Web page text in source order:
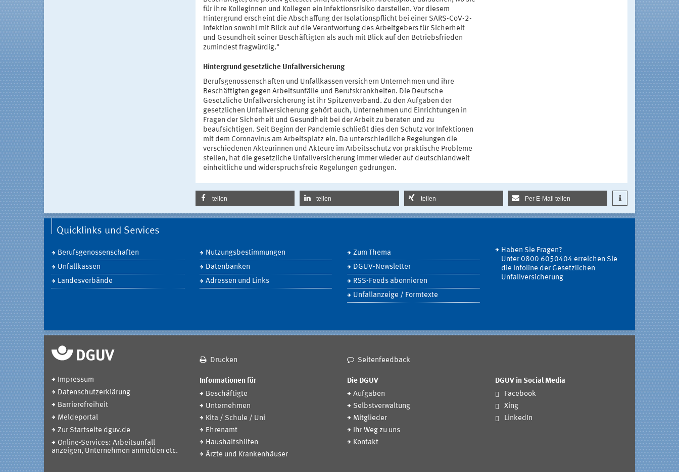
für ihre Kolleginnen und Kollegen ein Infektionsrisiko darstellen. Vor diesem
Hintergrund erscheint die Abschaffung der Isolationspflicht bei einer SARS-CoV-2-
Infektion sowohl mit Blick auf die Verantwortung des Arbeitgebers für Sicherheit
und Gesundheit seiner Beschäftigten als auch mit Blick auf den Betriebsfrieden
zumindest fragwürdig."
Hintergrund gesetzliche Unfallversicherung
Berufsgenossenschaften und Unfallkassen versichern Unternehmen und ihre
Beschäftigten gegen Arbeitsunfälle und Berufskrankheiten. Die Deutsche
Gesetzliche Unfallversicherung ist ihr Spitzenverband. Zu den Aufgaben der
gesetzlichen Unfallversicherung gehört auch, Unternehmen und Einrichtungen in
Fragen der Sicherheit und Gesundheit bei der Arbeit zu beraten und zu
beaufsichtigen. Seit Beginn der Pandemie schließt dies den Schutz vor Infektionen
mit dem Coronavirus am Arbeitsplatz ein. Da unterschiedliche Regelungen die
verschiedenen Akteurinnen und Akteure im Arbeitsschutz vor praktische Probleme
stellen, hat die gesetzliche Unfallversicherung immer wieder auf deutschlandweit
einheitliche und widerspruchsfreie Regelungen gedrungen.
teilen teilen teilen Per E-Mail teilen
Quicklinks und Services
Berufsgenossenschaften
Unfallkassen
Landesverbände
Nutzungsbestimmungen
Datenbanken
Adressen und Links
Zum Thema
DGUV-Newsletter
RSS-Feeds abonnieren
Unfallanzeige / Formtexte
Haben Sie Fragen?
Unter 0800 6050404 erreichen Sie
die Infoline der Gesetzlichen
Unfallversicherung
Drucken Seitenfeedback
Impressum
Datenschutzerklärung
Barrierefreiheit
Meldeportal
Zur Startseite dguv.de
Online-Services: Arbeitsunfall
anzeigen, Unternehmen anmelden etc.
Informationen für
Beschäftigte
Unternehmen
Kita / Schule / Uni
Ehrenamt
Haushaltshilfen
Ärzte und Krankenhäuser
Die DGUV
Aufgaben
Selbstverwaltung
Mitglieder
Ihr Weg zu uns
Kontakt
DGUV in Social Media
Facebook
Xing
LinkedIn